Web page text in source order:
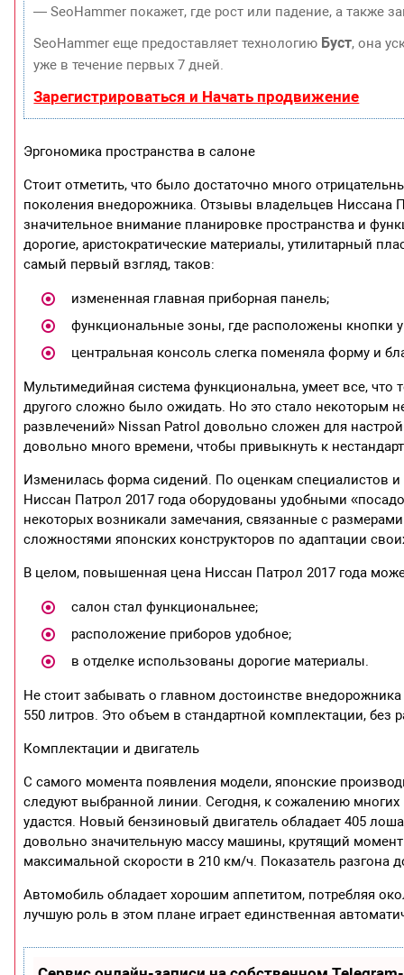
— SeoHammer покажет, где рост или падение, а также
SeoHammer еще предоставляет технологию Буст, она
уже в течение первых 7 дней.
Зарегистрироваться и Начать продвижение
Эргономика пространства в салоне
Стоит отметить, что было достаточно много
поколения внедорожника. Отзывы владельцев Ниссана
значительное внимание планировке пространства и
дорогие, аристократические материалы, утилитарный
самый первый взгляд, таков:
измененная главная приборная панель;
функциональные зоны, где расположены кнопки
центральная консоль слегка поменяла форму и
Мультимедийная система функциональна, умеет все,
другого сложно было ожидать. Но это стало некоторым
развлечений» Nissan Patrol довольно сложен для
довольно много времени, чтобы привыкнуть к
Изменилась форма сидений. По оценкам специалистов
Ниссан Патрол 2017 года оборудованы удобными
некоторых возникали замечания, связанные с
сложностями японских конструкторов по адаптации
В целом, повышенная цена Ниссан Патрол 2017 года
салон стал функциональнее;
расположение приборов удобное;
в отделке использованы дорогие материалы.
Не стоит забывать о главном достоинстве
550 литров. Это объем в стандартной комплектации, без
Комплектации и двигатель
С самого момента появления модели, японские
следуют выбранной линии. Сегодня, к сожалению многих
удастся. Новый бензиновый двигатель обладает 405
довольно значительную массу машины, крутящий момент
максимальной скорости в 210 км/ч. Показатель разгона
Автомобиль обладает хорошим аппетитом, потребляя
лучшую роль в этом плане играет единственная